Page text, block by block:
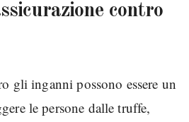
contro
gli inganni possono essere un
le persone dalle truffe,